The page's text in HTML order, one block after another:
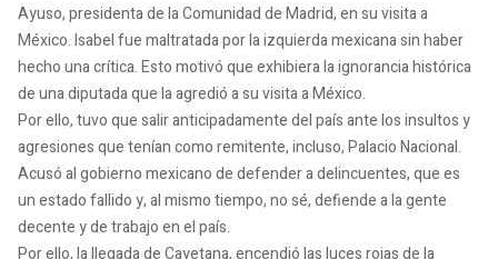
Ayuso, presidenta de la Comunidad de Madrid, en su visita a
México. Isabel fue maltratada por la izquierda mexicana sin haber
hecho una crítica. Esto motivó que exhibiera la ignorancia histórica
de una diputada que la agredió a su visita a México.
Por ello, tuvo que salir anticipadamente del país ante los insultos y
agresiones que tenían como remitente, incluso, Palacio Nacional.
Acusó al gobierno mexicano de defender a delincuentes, que es
un estado fallido y, al mismo tiempo, no sé, defiende a la gente
decente y de trabajo en el país.
Por ello, la llegada de Cayetana, encendió las luces rojas de la